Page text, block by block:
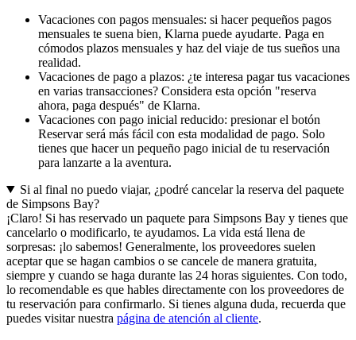
Vacaciones con pagos mensuales: si hacer pequeños pagos
mensuales te suena bien, Klarna puede ayudarte. Paga en
cómodos plazos mensuales y haz del viaje de tus sueños una
realidad.
Vacaciones de pago a plazos: ¿te interesa pagar tus vacaciones
en varias transacciones? Considera esta opción "reserva
ahora, paga después" de Klarna.
Vacaciones con pago inicial reducido: presionar el botón
Reservar será más fácil con esta modalidad de pago. Solo
tienes que hacer un pequeño pago inicial de tu reservación
para lanzarte a la aventura.
Si al final no puedo viajar, ¿podré cancelar la reserva del paquete
de Simpsons Bay?
¡Claro! Si has reservado un paquete para Simpsons Bay y tienes que
cancelarlo o modificarlo, te ayudamos. La vida está llena de
sorpresas: ¡lo sabemos! Generalmente, los proveedores suelen
aceptar que se hagan cambios o se cancele de manera gratuita,
siempre y cuando se haga durante las 24 horas siguientes. Con todo,
lo recomendable es que hables directamente con los proveedores de
tu reservación para confirmarlo. Si tienes alguna duda, recuerda que
puedes visitar nuestra página de atención al cliente.